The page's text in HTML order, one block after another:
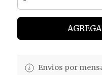
Envios por